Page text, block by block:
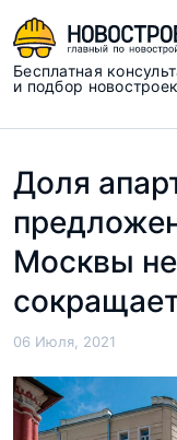
Бесплатная
и подбор новостроек
Доля
Москвы
06 Июля, 2021